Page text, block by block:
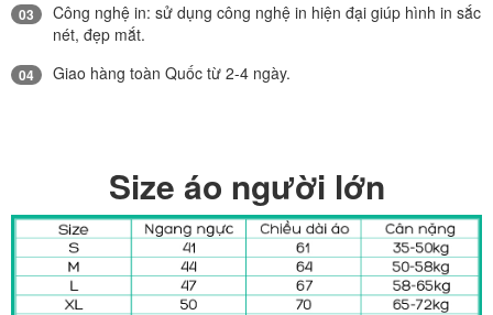
03
Công nghệ in: sử dụng công nghệ in hiện đại giúp hình in sắc
nét, đẹp mắt.
04 Giao hàng toàn Quốc từ 2-4 ngày.
Size áo người lớn